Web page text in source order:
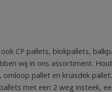
CP pallets, blokpallets,
wij in ons assortiment.
pallet en kruisdek
met een 2 weg insteek,